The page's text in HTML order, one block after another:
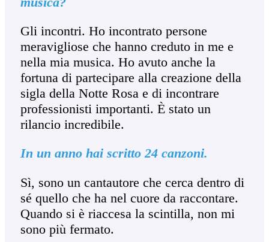
Gli incontri. Ho incontrato persone
meravigliose che hanno creduto in me e
nella mia musica. Ho avuto anche la
fortuna di partecipare alla creazione della
sigla della Notte Rosa e di incontrare
professionisti importanti. È stato un
rilancio incredibile.
In un anno hai scritto 24 canzoni.
Sì, sono un cantautore che cerca dentro di
sé quello che ha nel cuore da raccontare.
Quando si è riaccesa la scintilla, non mi
sono più fermato.